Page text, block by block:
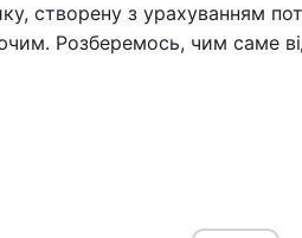
створену з урахуванням
Розберемось, чим саме